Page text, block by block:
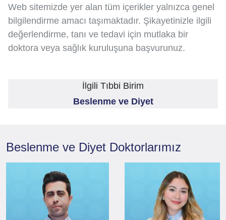
Web sitemizde yer alan tüm içerikler yalnızca genel
bilgilendirme amacı taşımaktadır. Şikayetinizle ilgili
değerlendirme, tanı ve tedavi için mutlaka bir
doktora veya sağlık kuruluşuna başvurunuz.
İlgili Tıbbi Birim
Beslenme ve Diyet
Beslenme ve Diyet Doktorlarımız